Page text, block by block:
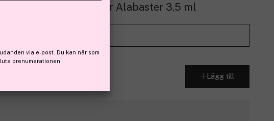
Contour Concealer Alabaster 3,5 ml
Lägg till
via e-post. Du kan när som
prenumerationen.